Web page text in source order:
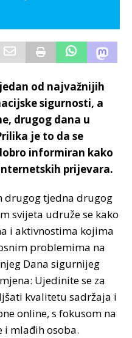
jedan od najvažnijih
sigurnosti, a
drugog dana u
je to da se
informiran kako
prijevara.
drugog tjedna drugog
svijeta udruže se kako
i aktivnostima kojima
problemima na
Dana sigurnijeg
Ujedinite se za
kvalitetu sadržaja i
online, s fokusom na
i mlađih osoba.